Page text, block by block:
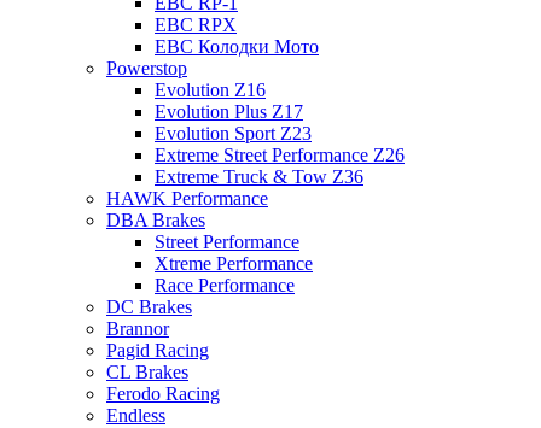
EBC RPX
EBC Колодки Мото
Powerstop
Evolution Z16
Evolution Plus Z17
Evolution Sport Z23
Extreme Street Performance Z26
Extreme Truck & Tow Z36
HAWK Performance
DBA Brakes
Street Performance
Xtreme Performance
Race Performance
DC Brakes
Brannor
Pagid Racing
CL Brakes
Ferodo Racing
Endless